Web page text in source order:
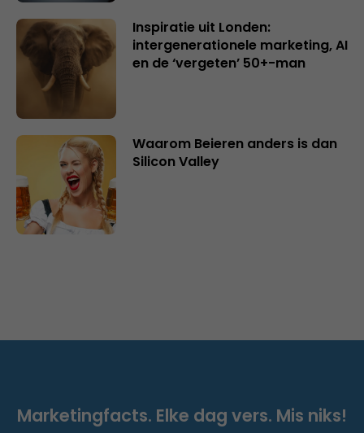
Inspiratie uit Londen:
intergenerationele marketing, AI
en de ‘vergeten’ 50+-man
Waarom Beieren anders is dan
Silicon Valley
Marketingfacts. Elke dag vers. Mis niks!